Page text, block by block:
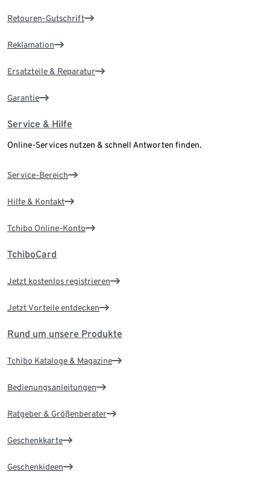
Retouren-Gutschrift
Reklamation
Ersatzteile & Reparatur
Garantie
Service & Hilfe
Online-Services nutzen & schnell Antworten finden.
Service-Bereich
Hilfe & Kontakt
Tchibo Online-Konto
TchiboCard
Jetzt kostenlos registrieren
Jetzt Vorteile entdecken
Rund um unsere Produkte
Tchibo Kataloge & Magazine
Bedienungsanleitungen
Ratgeber & Größenberater
Geschenkkarte
Geschenkideen